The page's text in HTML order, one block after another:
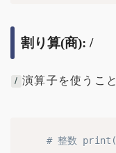
割り算(商): /
/ 演算子を使うこ
# 整数